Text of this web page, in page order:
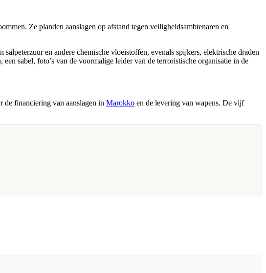
Ze planden aanslagen op afstand tegen veiligheidsambtenaren en
en andere chemische vloeistoffen, evenals spijkers, elektrische draden
sabel, foto’s van de voormalige leider van de terroristische organisatie in de
de financiering van aanslagen in Marokko en de levering van wapens. De vijf